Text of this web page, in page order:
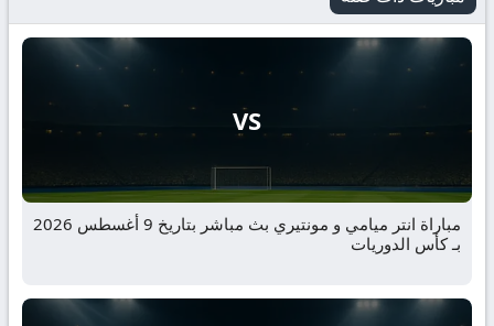
VS
مباراة انتر ميامي و مونتيري بث مباشر بتاريخ 9 أغسطس 2026
بـ كأس الدوريات